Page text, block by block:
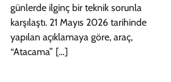
günlerde ilginç bir teknik sorunla
karşılaştı. 21 Mayıs 2026 tarihinde
yapılan açıklamaya göre, araç,
“Atacama” […]